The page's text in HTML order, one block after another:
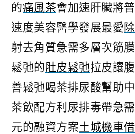
的痛風茶會加速肝臟將
速度美容醫學發展最愛
射去角質急需多層次筋
鬆弛的肚皮鬆弛拉皮讓
善鬆弛喝茶排尿酸幫助中
茶飲配方利尿排毒帶急
元的融資方案土城機車